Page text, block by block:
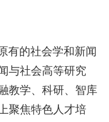
有的社会学和新闻
与社会高等研究
教学、科研、智库
聚焦特色人才培